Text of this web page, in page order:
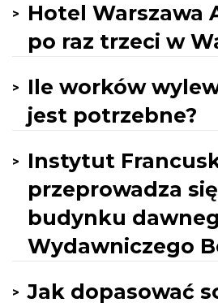
Hotel Warszawa
po raz trzeci w
Ile worków
jest potrzebne?
Instytut
przeprowadza
budynku
Wydawniczego
Jak dopasować